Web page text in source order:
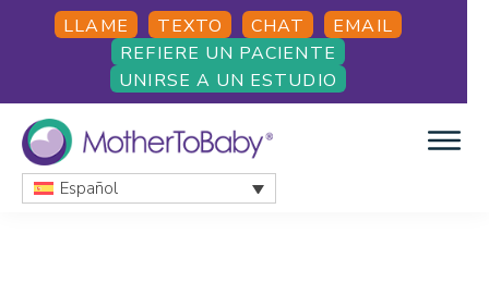
content
LLAME TEXTO CHAT
EMAIL
REFIERE UN PACIENTE
UNIRSE A UN ESTUDIO
MOTHERTOBABY
Medications
Español